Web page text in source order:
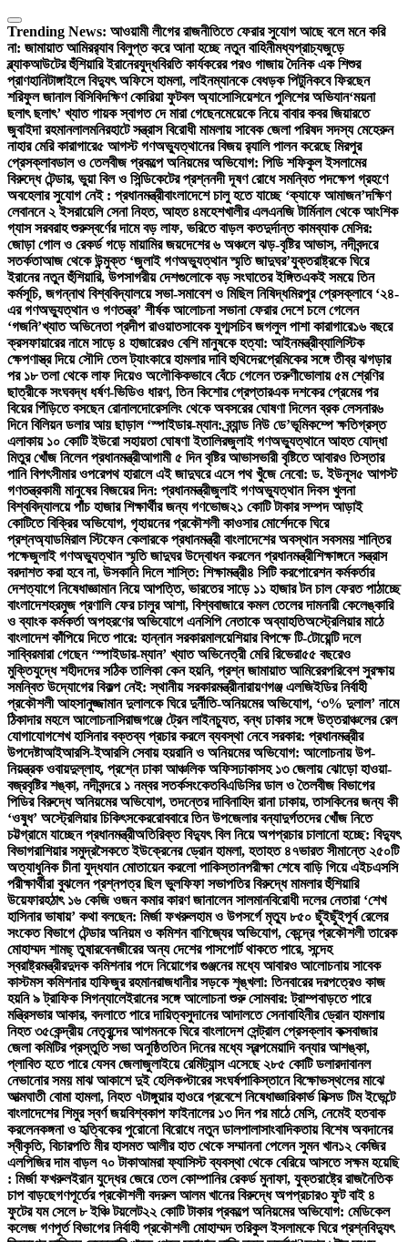
Skip
to
content
Trending News: আওয়ামী লীগের রাজনীতিতে ফেরার সুযোগ আছে বলে মনে করি
না: জামায়াত আমিরর‍্যাব বিলুপ্ত করে আনা হচ্ছে নতুন বাহিনীমধ্যপ্রাচ্যজুড়ে
ব্ল্যাকআউটের হুঁশিয়ারি ইরানেরযুদ্ধবিরতি কার্যকরের পরও গাজায় দৈনিক এক শিশুর
প্রাণহানিটাঙ্গাইলে বিদ্যুৎ অফিসে হামলা, লাইনম্যানকে বেধড়ক পিটুনিকবে ফিরছেন
শরিফুল জানাল বিসিবিদক্ষিণ কোরিয়া ফুটবল অ্যাসোসিয়েশনে পুলিশের অভিযান‘ময়না
ছলাৎ ছলাৎ’ খ্যাত গায়ক স্বাগত দে মারা গেছেনমেয়েকে নিয়ে বাবার কবর জিয়ারতে
জুবাইদা রহমানলালমনিরহাটে সন্ত্রাস বিরোধী মামলায় সাবেক জেলা পরিষদ সদস্য মেহেরুন
নাহার মেরি কারাগারে৫ আগস্ট গণঅভ্যুত্থানের বিজয় র‍্যালি পালন করেছে মিরপুর
প্রেসক্লাবডাল ও তেলবীজ প্রকল্পে অনিয়মের অভিযোগ: পিডি শফিকুল ইসলামের
বিরুদ্ধে টেন্ডার, ভুয়া বিল ও সিন্ডিকেটের প্রশ্ননদী দূষণ রোধে সমন্বিত পদক্ষেপ গ্রহণে
অবহেলার সুযোগ নেই : প্রধানমন্ত্রীবাংলাদেশে চালু হতে যাচ্ছে ‘ক্যাফে আমাজন’দক্ষিণ
লেবাননে ২ ইসরায়েলি সেনা নিহত, আহত ৪মহেশখালীর এলএনজি টার্মিনাল থেকে আংশিক
গ্যাস সরবরাহ শুরুস্বর্ণের দামে বড় লাফ, ভরিতে বাড়ল কতদুর্দান্ত কামব্যাক মেসির:
জোড়া গোল ও রেকর্ড গড়ে মায়ামির জয়দেশের ৬ অঞ্চলে ঝড়-বৃষ্টির আভাস, নদীবন্দরে
সতর্কতাআজ থেকে উন্মুক্ত ‘জুলাই গণঅভ্যুত্থান স্মৃতি জাদুঘর’যুক্তরাষ্ট্রকে ঘিরে
ইরানের নতুন হুঁশিয়ারি, উপসাগরীয় দেশগুলোকে বড় সংঘাতের ইঙ্গিতএকই সময়ে তিন
কর্মসূচি, জগন্নাথ বিশ্ববিদ্যালয়ে সভা-সমাবেশ ও মিছিল নিষিদ্ধমিরপুর প্রেসক্লাবে ‘২৪-
এর গণঅভ্যুত্থান ও গণতন্ত্র’ শীর্ষক আলোচনা সভানা ফেরার দেশে চলে গেলেন
‘গজনি’খ্যাত অভিনেতা প্রদীপ রাওয়াতসাবেক যুগ্মসচিব জগলুল পাশা কারাগারে১৬ বছরে
ক্রসফায়ারের নামে সাড়ে ৪ হাজারেরও বেশি মানুষকে হত্যা: আইনমন্ত্রীব্যালিস্টিক
ক্ষেপণাস্ত্র দিয়ে সৌদি তেল ট্যাংকারে হামলার দাবি হুথিদেরপ্রেমিকের সঙ্গে তীব্র ঝগড়ার
পর ১৮ তলা থেকে লাফ দিয়েও অলৌকিকভাবে বেঁচে গেলেন তরুণীভোলায় ৫ম শ্রেণির
ছাত্রীকে সংঘবদ্ধ ধর্ষণ-ভিডিও ধারণ, তিন কিশোর গ্রেপ্তারএক দশকের প্রেমের পর
বিয়ের পিঁড়িতে বসছেন রোনালদোরেসলিং থেকে অবসরের ঘোষণা দিলেন ব্রক লেসনার৬
দিনে বিলিয়ন ডলার আয় ছাড়াল ‘স্পাইডার-ম্যান: ব্র্যান্ড নিউ ডে’ভূমিকম্পে ক্ষতিগ্রস্ত
এলাকায় ১০ কোটি ইউরো সহায়তা ঘোষণা ইতালিরজুলাই গণঅভ্যুত্থানে আহত যোদ্ধা
মিতুর খোঁজ নিলেন প্রধানমন্ত্রীআগামী ৫ দিন বৃষ্টির আভাসভারী বৃষ্টিতে আবারও তিস্তার
পানি বিপৎসীমার ওপরেপথ হারালে এই জাদুঘরে এসে পথ খুঁজে নেবো: ড. ইউনূস৫ আগস্ট
গণতন্ত্রকামী মানুষের বিজয়ের দিন: প্রধানমন্ত্রীজুলাই গণঅভ্যুত্থান দিবস খুলনা
বিশ্ববিদ্যালয়ে পাঁচ হাজার শিক্ষার্থীর জন্য গণভোজ২১ কোটি টাকার সম্পদ আড়াই
কোটিতে বিক্রির অভিযোগ, গৃহায়নের প্রকৌশলী কাওসার মোর্শেদকে ঘিরে
প্রশ্নঅ্যাডমিরাল স্টিফেন কেলারকে প্রধানমন্ত্রী বাংলাদেশের অবস্থান সবসময় শান্তির
পক্ষেজুলাই গণঅভ্যুত্থান স্মৃতি জাদুঘর উদ্বোধন করলেন প্রধানমন্ত্রীশিক্ষাঙ্গনে সন্ত্রাস
বরদাশত করা হবে না, উসকানি দিলে শাস্তি: শিক্ষামন্ত্রী৪ সিটি করপোরেশন কর্মকর্তার
দেশত্যাগে নিষেধাজ্ঞামান নিয়ে আপত্তি, ভারতের সাড়ে ১১ হাজার টন চাল ফেরত পাঠাচ্ছে
বাংলাদেশহরমুজ প্রণালি ফের চালুর আশা, বিশ্ববাজারে কমল তেলের দামনারী কেলেঙ্কারি
ও ব্যাংক কর্মকর্তা অপহরণের অভিযোগে এনসিপি নেতাকে অব্যাহতিঅস্ট্রেলিয়ার মাঠে
বাংলাদেশ কাঁপিয়ে দিতে পারে: হান্নান সরকারমালয়েশিয়ার বিপক্ষে টি-টোয়েন্টি দলে
সাব্বিরমারা গেছেন ‘স্পাইডার-ম্যান’ খ্যাত অভিনেত্রী মেরি রিভেরা৫৫ বছরেও
মুক্তিযুদ্ধে শহীদদের সঠিক তালিকা কেন হয়নি, প্রশ্ন জামায়াত আমিরেরপরিবেশ সুরক্ষায়
সমন্বিত উদ্যোগের বিকল্প নেই: স্থানীয় সরকারমন্ত্রীনারায়ণগঞ্জ এলজিইডির নির্বাহী
প্রকৌশলী আহসানুজ্জামান দুলালকে ঘিরে দুর্নীতি-অনিয়মের অভিযোগ, ‘৩% দুলাল’ নামে
ঠিকাদার মহলে আলোচনাসিরাজগঞ্জে ট্রেন লাইনচ্যুত, বন্ধ ঢাকার সঙ্গে উত্তরাঞ্চলের রেল
যোগাযোগশেখ হাসিনার বক্তব্য প্রচার করলে ব্যবস্থা নেবে সরকার: প্রধানমন্ত্রীর
উপদেষ্টাআইআরসি-ইআরসি সেবায় হয়রানি ও অনিয়মের অভিযোগ: আলোচনায় উপ-
নিয়ন্ত্রক ওবায়দুল্লাহ, প্রশ্নে ঢাকা আঞ্চলিক অফিসঢাকাসহ ১৩ জেলায় ঝোড়ো হাওয়া-
বজ্রবৃষ্টির শঙ্কা, নদীবন্দরে ১ নম্বর সতর্কসংকেতবিএডিসির ডাল ও তৈলবীজ বিভাগের
পিডির বিরুদ্ধে অনিয়মের অভিযোগ, তদন্তের দাবিনাহিদ রানা ঢাকায়, তাসকিনের জন্য কী
‘ওষুধ’ অস্ট্রেলিয়ার চিকিৎসকেররোববারে তিন উপজেলার বন্যাদুর্গতদের খোঁজ নিতে
চট্টগ্রামে যাচ্ছেন প্রধানমন্ত্রীঅতিরিক্ত বিদ্যুৎ বিল নিয়ে অপপ্রচার চালানো হচ্ছে: বিদ্যুৎ
বিভাগরাশিয়ার সমুদ্রসৈকতে ইউক্রেনের ড্রোন হামলা, হতাহত ৪৭ভারত সীমান্তে ২৫০টি
অত্যাধুনিক চীনা যুদ্ধযান মোতায়েন করলো পাকিস্তানপরীক্ষা শেষে বাড়ি গিয়ে এইচএসসি
পরীক্ষার্থীরা বুঝলেন প্রশ্নপত্র ছিল ভুলফিফা সভাপতির বিরুদ্ধে মামলার হুঁশিয়ারি
উয়েফারহঠাৎ ১৬ কেজি ওজন কমার কারণ জানালেন সালমানবিরোধী দলের নেতারা ‘শেখ
হাসিনার ভাষায়’ কথা বলছেন: মির্জা ফখরুলহাম ও উপসর্গে মৃত্যু ৮৫০ ছুঁইছুঁইপূর্ব রেলের
সংকেত বিভাগে টেন্ডার অনিয়ম ও কমিশন বাণিজ্যের অভিযোগ, কেন্দ্রে প্রকৌশলী তারেক
মোহাম্মদ শামছ্ তুষারবেনজীরের অন্য দেশের পাসপোর্ট থাকতে পারে, সন্দেহ
স্বরাষ্ট্রমন্ত্রীরদুদক কমিশনার পদে নিয়োগের গুঞ্জনের মধ্যে আবারও আলোচনায় সাবেক
কাস্টমস কমিশনার হাফিজুর রহমানরাজধানীর সড়কে শৃঙ্খলা: তিনবারের দরপত্রেও কাজ
হয়নি ৯ ট্রাফিক সিগন্যালেইরানের সঙ্গে আলোচনা শুরু সোমবার: ট্রাম্পবাড়তে পারে
মন্ত্রিসভার আকার, বদলাতে পারে দায়িত্বসুদানের আদালতে সেনাবাহিনীর ড্রোন হামলায়
নিহত ৩৫কেন্দ্রীয় নেতৃবৃন্দের আগমনকে ঘিরে বাংলাদেশ সেন্ট্রাল প্রেসক্লাব কক্সবাজার
জেলা কমিটির প্রস্তুতি সভা অনুষ্ঠিততিন দিনের মধ্যে স্বল্পমেয়াদি বন্যার আশঙ্কা,
প্লাবিত হতে পারে যেসব জেলাজুলাইয়ে রেমিট্যান্স এসেছে ২৮৫ কোটি ডলারদাবানল
নেভানোর সময় মাঝ আকাশে দুই হেলিকপ্টারের সংঘর্ষপাকিস্তানে বিক্ষোভস্থলের মাঝে
আত্মঘাতী বোমা হামলা, নিহত ৭টাঙ্গুয়ার হাওরে প্রবেশে নিষেধাজ্ঞারিকার্ভ মিক্সড টিম ইভেন্টে
বাংলাদেশের শিমুর স্বর্ণ জয়বিশ্বকাপ ফাইনালের ১৩ দিন পর মাঠে মেসি, নেমেই হতবাক
করলেনকঙ্গনা ও হৃত্বিকের পুরোনো বিরোধে নতুন ডালপালাসাংবাদিকতায় বিশেষ অবদানের
স্বীকৃতি, বিচারপতি মীর হাসমত আলীর হাত থেকে সম্মাননা পেলেন সুমন খান১২ কেজির
এলপিজির দাম বাড়ল ৭০ টাকাআমরা ফ্যাসিস্ট ব্যবস্থা থেকে বেরিয়ে আসতে সক্ষম হয়েছি
: মির্জা ফখরুলইরান যুদ্ধের জেরে তেল কোম্পানির রেকর্ড মুনাফা, যুক্তরাষ্ট্রে রাজনৈতিক
চাপ বাড়ছেগণপূর্তের প্রকৌশলী বদরুল আলম খানের বিরুদ্ধে অপপ্রচার৩ ফুট বাই ৪
ফুটের যম সেলে ৮ ইঞ্চি টয়লেট২২ কোটি টাকার প্রকল্পে অনিয়মের অভিযোগ: মেডিকেল
কলেজ গণপূর্ত বিভাগের নির্বাহী প্রকৌশলী মোহাম্মদ তরিকুল ইসলামকে ঘিরে প্রশ্নবিদ্যুৎ